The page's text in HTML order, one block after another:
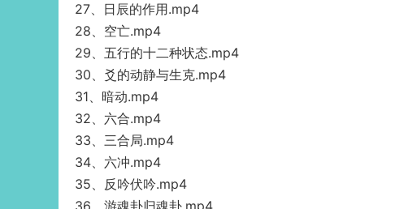
27、日辰的作用.mp4
28、空亡.mp4
29、五行的十二种状态.mp4
30、爻的动静与生克.mp4
31、暗动.mp4
32、六合.mp4
33、三合局.mp4
34、六冲.mp4
35、反吟伏吟.mp4